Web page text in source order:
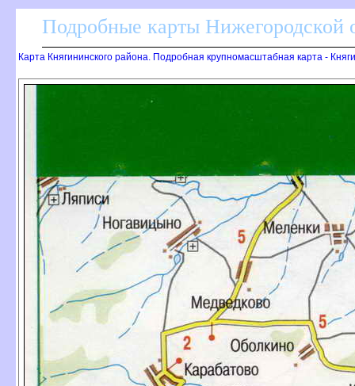
Подробные карты
Карта Княгининского района. Подробная крупномасштабная карта -